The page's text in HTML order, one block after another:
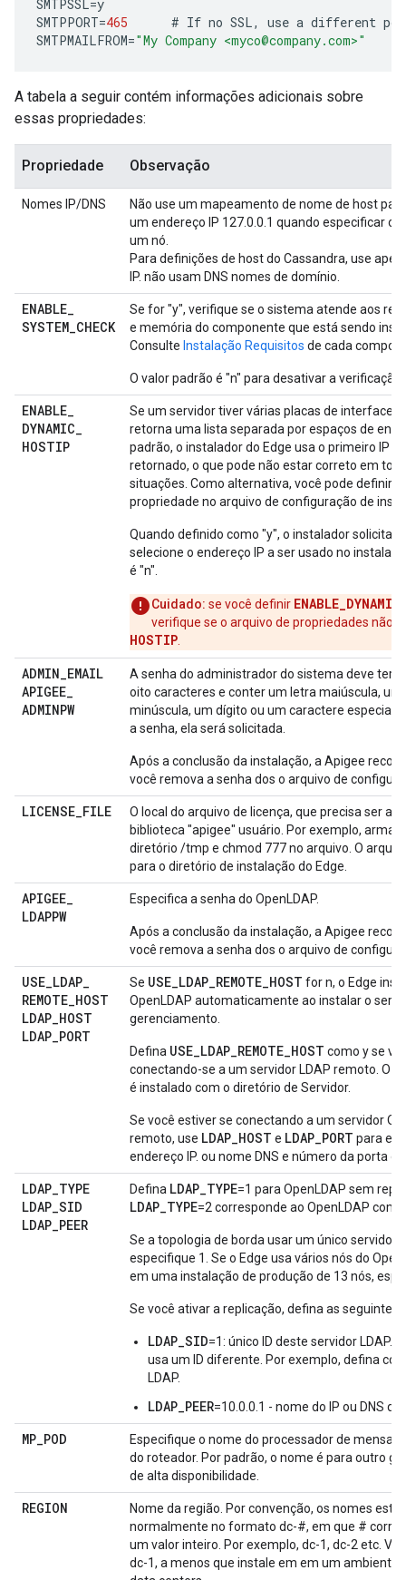
SMTPSSL=y
SMTPPORT=465 # If no SSL, use a different
SMTPMAILFROM="My Company <myco@company.com>"
A tabela a seguir contém informações adicionais sobre
essas propriedades:
Propriedade Observação
Nomes IP/DNS
Não use um mapeamento de nome de host
um endereço IP 127.0.0.1 quando especificar o
um nó.
Para definições de host do Cassandra, use
IP. não usam DNS nomes de domínio.
ENABLE_
SYSTEM_CHECK
Se for "y", verifique se o sistema atende aos
e memória do componente que está sendo
Consulte Instalação Requisitos de cada
O valor padrão é "n" para desativar a verificação.
ENABLE_
DYNAMIC_
HOSTIP
Se um servidor tiver várias placas de interface,
retorna uma lista separada por espaços de
padrão, o instalador do Edge usa o primeiro IP
retornado, o que pode não estar correto em
situações. Como alternativa, você pode definir
propriedade no arquivo de configuração de
Quando definido como "y", o instalador solicita
selecione o endereço IP a ser usado no instalar.
é "n".
Cuidado: se você definir
verifique se o arquivo de propriedades não
HOSTIP
ADMIN_EMAIL
APIGEE_
ADMINPW
A senha do administrador do sistema deve ter
oito caracteres e conter um letra maiúscula,
minúscula, um dígito ou um caractere especial.
a senha, ela será solicitada.
Após a conclusão da instalação, a Apigee
você remova a senha dos o arquivo de
LICENSE_FILE
O local do arquivo de licença, que precisa ser
biblioteca "apigee" usuário. Por exemplo,
diretório /tmp e chmod 777 no arquivo. O
para o diretório de instalação do Edge.
APIGEE_
LDAPPW
Especifica a senha do OpenLDAP.
Após a conclusão da instalação, a Apigee
você remova a senha dos o arquivo de
USE_LDAP_
REMOTE_HOST
LDAP_HOST
LDAP_PORT
Se USE_LDAP_REMOTE_HOST for n, o Edge
OpenLDAP automaticamente ao instalar o
gerenciamento.
Defina USE_LDAP_REMOTE_HOST como y se
conectando-se a um servidor LDAP remoto. O
é instalado com o diretório de Servidor.
Se você estiver se conectando a um servidor
remoto, use LDAP_HOST e LDAP_PORT para
endereço IP. ou nome DNS e número da porta
LDAP_TYPE
LDAP_SID
LDAP_PEER
Defina LDAP_TYPE=1 para OpenLDAP sem
LDAP_TYPE=2 corresponde ao OpenLDAP com
Se a topologia de borda usar um único servidor
especifique 1. Se o Edge usa vários nós do
em uma instalação de produção de 13 nós,
Se você ativar a replicação, defina as seguintes
LDAP_SID=1: único ID deste servidor LDAP.
usa um ID diferente. Por exemplo, defina
LDAP.
LDAP_PEER=10.0.0.1 - nome do IP ou DNS do
MP_POD
Especifique o nome do processador de
do roteador. Por padrão, o nome é para outro
de alta disponibilidade.
REGION
Nome da região. Por convenção, os nomes
normalmente no formato dc-#, em que #
um valor inteiro. Por exemplo, dc-1, dc-2 etc.
dc-1, a menos que instale em em um ambiente